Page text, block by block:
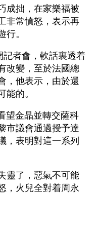
成拙，在家樂福被
非常憤怒，表示再
行。
者會，軟話裏透着
改變，至於法國總
，他表示，由於還
能的。
望金晶並轉交薩科
市議會通過授予達
，表明對這一系列
靈了，惡氣不可能
，火兒全對着周永